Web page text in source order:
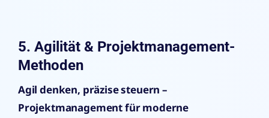
5. Agilität & Projektmanagement-
Methoden
Agil denken, präzise steuern –
Projektmanagement für moderne